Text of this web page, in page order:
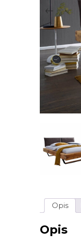
Opis
Opis